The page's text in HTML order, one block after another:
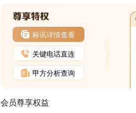
标讯详情查看
关键电话直连
甲方分析查询
会员尊享权益